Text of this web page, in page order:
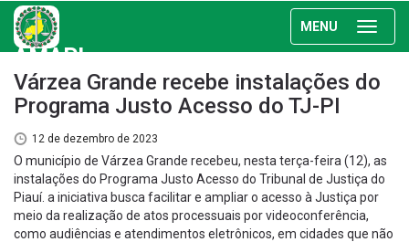
MENU
AMAPI
Várzea Grande recebe instalações do
Programa Justo Acesso do TJ-PI
12 de dezembro de 2023
O município de Várzea Grande recebeu, nesta terça-feira (12), as
instalações do Programa Justo Acesso do Tribunal de Justiça do
Piauí. a iniciativa busca facilitar e ampliar o acesso à Justiça por
meio da realização de atos processuais por videoconferência,
como audiências e atendimentos eletrônicos, em cidades que não